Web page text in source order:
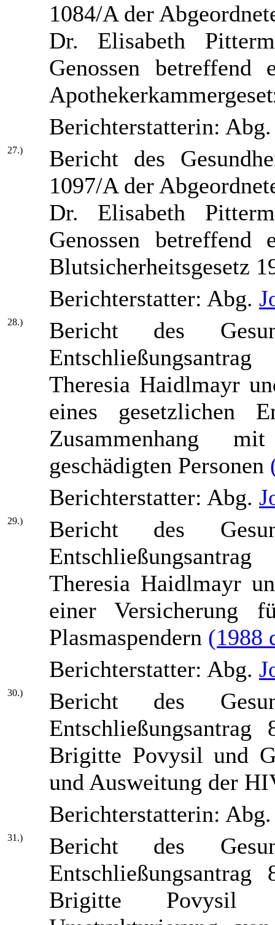
1084/A der
Dr. Elisabeth
Genossen
Berichterstatterin:
27.)
Bericht des
1097/A der
Dr. Elisabeth
Genossen
Blutsicherheitsgesetz
Berichterstatter: Abg.
28.)
Bericht des
Theresia Haidlmayr
eines gesetzlichen
Zusammenhang
geschädigten Personen
Berichterstatter: Abg.
29.)
Bericht des
Theresia Haidlmayr
einer Versicherung
Plasmaspendern (1988
Berichterstatter: Abg.
30.)
Bericht des
Brigitte Povysil und
und Ausweitung der
Berichterstatterin:
31.)
Bericht des
Brigitte Povysil